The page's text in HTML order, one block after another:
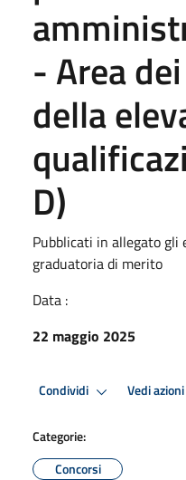
- Area
della
D)
Pubblicati in allegato gli
graduatoria di merito
Data :
22 maggio 2025
Condividi Vedi azioni
Categorie:
Concorsi